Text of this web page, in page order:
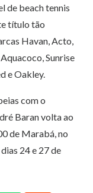
de beach tennis
título tão
Havan, Acto,
Sunrise
e Oakley.
com o
Baran volta ao
de Marabá, no
24 e 27 de